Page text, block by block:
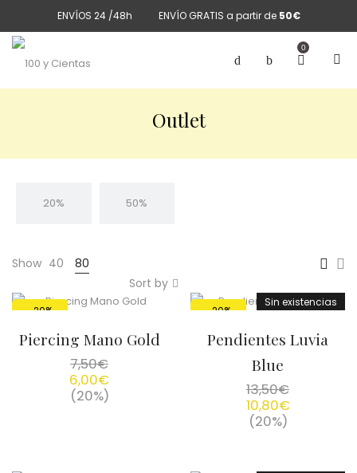
ENVÍOS 24 /48h ENVÍO GRATIS a partir de 50€
0
Outlet
20% 50%
Show 40
80
Sort by
-20%
Piercing Mano Gold
7,50€
6,00€
(20%)
Sin existencias
-20%
Pendientes Luvia
Blue
13,50€
10,80€
(20%)